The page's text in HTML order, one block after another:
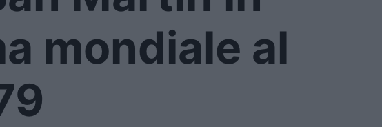
mondiale al